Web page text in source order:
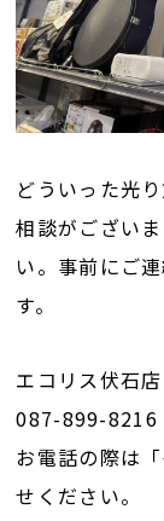
どういった光
相談がござい
い。事前にご
す。
エコリス伏石店
087-899-8216
お電話の際は
せください。